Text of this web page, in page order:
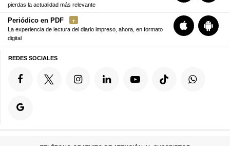
pierdas la actualidad más relevante
Periódico en PDF
La experiencia de lectura del diario impreso, ahora, en formato
digital
REDES SOCIALES